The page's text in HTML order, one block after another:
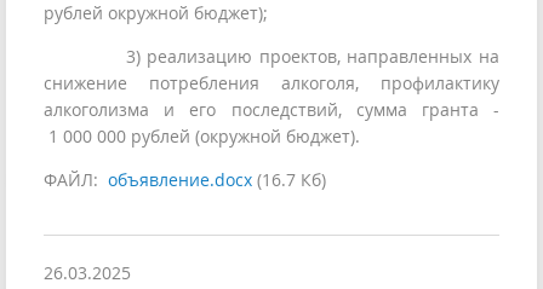
рублей окружной бюджет);
3) реализацию проектов, направленных на
снижение потребления алкоголя, профилактику
алкоголизма и его последствий, сумма гранта -
1 000 000 рублей (окружной бюджет).
ФАЙЛ: объявление.docx (16.7 Кб)
26.03.2025